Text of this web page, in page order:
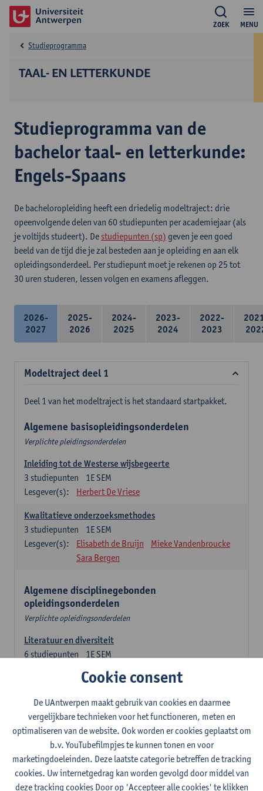
MENU
ZOEK
TAAL- EN LETTERKUNDE
Studieprogramma
Studieprogramma van de
bachelor taal- en letterkunde:
Engels-Spaans
De bacheloropleiding heeft een driedelig modeltraject: drie
opeenvolgende delen van 60 studiepunten per academiejaar (als
je voltijds studeert). De studiepunten (sp) geven je een goed
beeld van de tijd die je zal besteden aan je opleiding en aan elk
opleidingsonderdeel. Per studiepunt moet je rekenen op 25 tot
30 uren studeren, lessen volgen en examens afleggen.
2026-
2027
2025-
2026
2024-
2025
2023-
2024
2022-
2023
Modeltraject deel 1
Deel 1 van het modeltraject is het standaard startpakket.
Algemene basisopleidingsonderdelen
Verplichte pleidingsonderdelen
Inleiding tot de Westerse wijsbegeerte
1E SEM
3 studiepunten
Lesgever(s):
Herbert De Vriese
Kwalitatieve onderzoeksmethodes
1E SEM
3 studiepunten
Lesgever(s):
Elisabeth de Bruijn
Mieke Vandenbroucke
Sara Bergen
Algemene disciplinegebonden
opleidingsonderdelen
Verplichte opleidingsonderdelen
Literatuur en diversiteit
1E SEM
6 studiepunten
Remco Sleiderink
2E SEM
studiepunten
Lesgever(s):
Astrid De Wit Peter Petré
Engels: verplichte opleidingsonderdelen
Engels: taalbeheersing 1
Cookie consent
De UAntwerpen maakt gebruik van cookies en daarmee
vergelijkbare technieken voor het functioneren, meten en
optimaliseren van de website. Ook worden er cookies geplaatst om
b.v. YouTubefilmpjes te kunnen tonen en voor
marketingdoeleinden. Deze laatste categorie betreffen de tracking
cookies. Uw internetgedrag kan worden gevolgd door middel van
deze tracking cookies Door op 'Accepteer alle cookies' te klikken